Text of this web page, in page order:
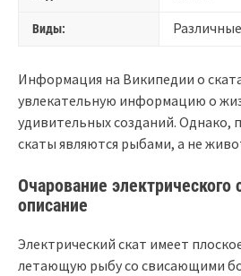
Виды:
Информация на Википедии о
увлекательную информацию о
удивительных созданий. Однако,
скаты являются рыбами, а не
Очарование электрического
описание
Электрический скат имеет
летающую рыбу со свисающими